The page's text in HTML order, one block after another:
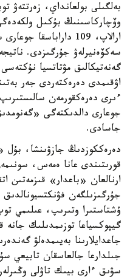
بەلگىلى بولعانداي،
وۆچاركاسىنىڭ بۇكىل
ارالاپ، 109
گەنەتيكالىق مۋتاتسيا نۇكتەسى
ءىرى دەرەكقورمەن
جوعارى دالدىكتەگى
جاسادى.
دەرەككوزدىڭ جازۋىنشا، بۇل
قورىتىندى عانا ەمەس،
ارنالعان «باعدار» قىزمەتىن
جۇرگىزىلگەن فۋنكتسيونالدىق
ۇشتاستىرا وتىرىپ، عىلىمي
گيپوكسياعا توزىمدىلىك جانە
جاعدايلارىنا بەيىمدەلۋ
جىلدارعا جالعاسقان تابيعي
سۋىق ءارى بيىك تاۋلى